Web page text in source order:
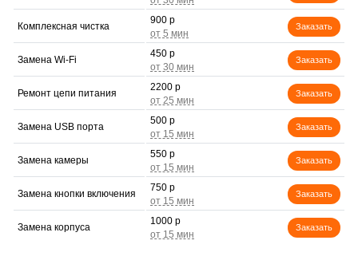
Комплексная чистка
900 р
Заказать
Замена Wi-Fi
450 р
Заказать
Ремонт цепи питания
2200 р
Заказать
Замена USB порта
500 р
Заказать
Замена камеры
550 р
Заказать
Замена кнопки включения
750 р
Заказать
Замена корпуса
1000 р
Заказать